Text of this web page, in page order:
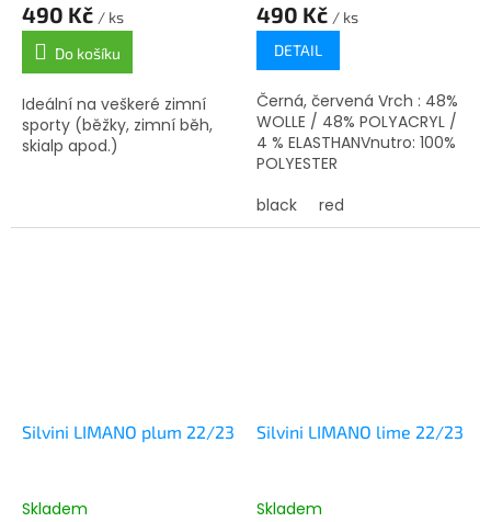
490 Kč / ks
Do košíku
Ideální na veškeré zimní
sporty (běžky, zimní běh,
skialp apod.)
490 Kč / ks
DETAIL
Černá, červená Vrch : 48%
WOLLE / 48% POLYACRYL /
4 % ELASTHANVnutro: 100%
POLYESTER
black
red
Silvini LIMANO plum 22/23
Skladem
Silvini LIMANO lime 22/23
Skladem